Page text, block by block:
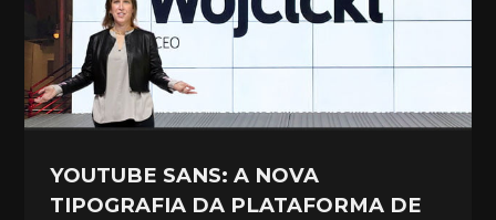
YOUTUBE SANS: A NOVA
TIPOGRAFIA DA PLATAFORMA DE